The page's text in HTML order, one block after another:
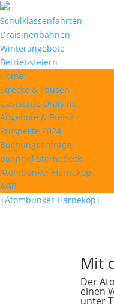
Schulklassenfahrten
Draisinenbahnen
Winterangebote
Betriebsfeiern
Home
Strecke & Pausen
Gaststätte Draisine
Angebote & Preise
Prospekte 2024
Buchungsanfrage
Bahnhof Sternebeck
Atombunker Harnekop
AGB
|Atombunker Harnekop|
Mit
Der
einen
unter